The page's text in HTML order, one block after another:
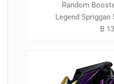
Random
Legend Spriggan
B